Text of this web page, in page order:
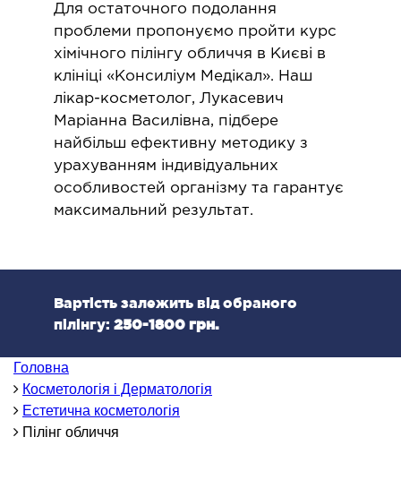
та онкохірургія
НАПРЯМ
і нутриціологія
допомога
Для остаточного подолання
проблеми пропонуємо пройти курс
хімічного пілінгу обличчя в Києві в
клініці «Консиліум Медікал». Наш
лікар-косметолог, Лукасевич
Маріанна Василівна, підбере
найбільш ефективну методику з
урахуванням індивідуальних
особливостей організму та гарантує
максимальний результат.
Вартість залежить від обраного
пілінгу: 250-1800 грн.
Головна
Косметологія і Дерматологія
Естетична косметологія
Пілінг обличчя